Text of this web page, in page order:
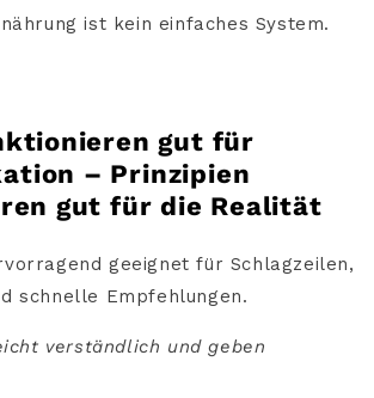
ist kein einfaches System.
gut für
– Prinzipien
gut für die Realität
geeignet für Schlagzeilen,
schnelle Empfehlungen.
verständlich und geben